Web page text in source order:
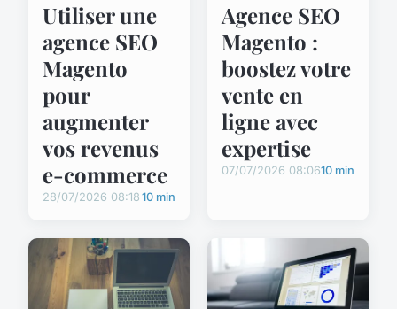
Utiliser une
agence SEO
Magento
pour
augmenter
vos revenus
e-commerce
28/07/2026 08:18 10 min
Agence SEO
Magento :
boostez votre
vente en
ligne avec
expertise
07/07/2026 08:0610 min